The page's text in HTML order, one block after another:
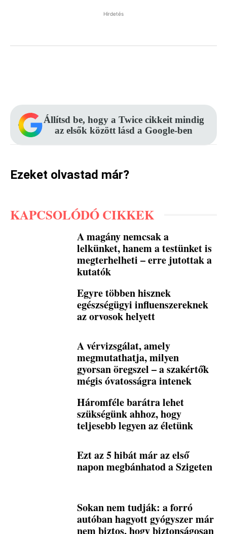
Hirdetés
Állítsd be, hogy a Twice cikkeit mindig
az elsők között lásd a Google-ben
Ezeket olvastad már?
KAPCSOLÓDÓ CIKKEK
A magány nemcsak a
lelkünket, hanem a testünket is
megterhelheti – erre jutottak a
kutatók
Egyre többen hisznek
egészségügyi influenszereknek
az orvosok helyett
A vérvizsgálat, amely
megmutathatja, milyen
gyorsan öregszel – a szakértők
mégis óvatosságra intenek
Háromféle barátra lehet
szükségünk ahhoz, hogy
teljesebb legyen az életünk
Ezt az 5 hibát már az első
napon megbánhatod a Szigeten
Sokan nem tudják: a forró
autóban hagyott gyógyszer már
nem biztos, hogy biztonságosan